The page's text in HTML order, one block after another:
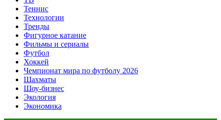
Теннис
Технологии
Тренды
Фигурное катание
Фильмы и сериалы
Футбол
Хоккей
Чемпионат мира по футболу 2026
Шахматы
Шоу-бизнес
Экология
Экономика